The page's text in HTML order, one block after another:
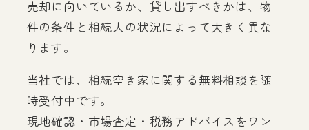
売却に向いているか、貸し出すべきかは、物
件の条件と相続人の状況によって大きく異な
ります。
当社では、相続空き家に関する無料相談を随
時受付中です。
現地確認・市場査定・税務アドバイスをワン